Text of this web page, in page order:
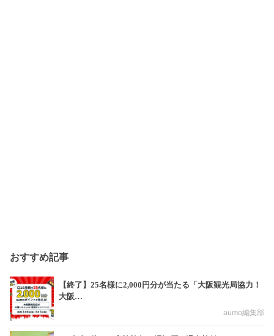
おすすめ記事
【終了】25名様に2,000円分が当たる「大阪観光局協力！
大阪…
aumo編集部